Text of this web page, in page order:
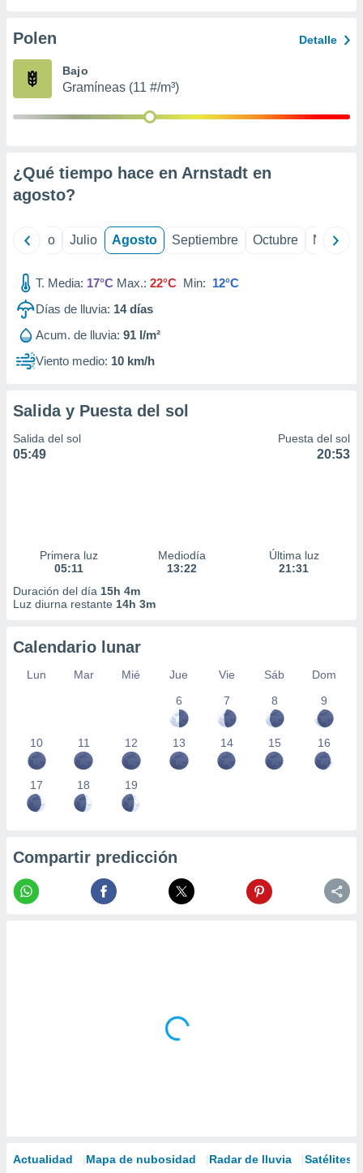
e
mediante
de
1199
Polen Detalle
Bajo
Gramíneas (11 #/m³)
¿Qué tiempo hace en Arnstadt en
agosto?
Junio Julio Agosto Septiembre Octubre
T. Media: 17°C Max.: 22°C Min: 12°C
Días de lluvia: 14días
Acum. de lluvia: 91 l/m²
Viento medio: 10 km/h
Salida y Puesta del sol
Salida del sol
05:49
Puesta del sol
20:53
Primera luz
05:11
Mediodía
13:22
Última luz
21:31
Duración del día 15h 4m
Luz diurna restante 14h 3m
Calendario lunar
Lun Mar Mié Jue Vie Sáb
Dom
6
7 8 9
10 11 12 13 14 15 16
17 18 19
Compartir predicción
Actualidad Mapa de nubosidad Radar de lluvia Satélites